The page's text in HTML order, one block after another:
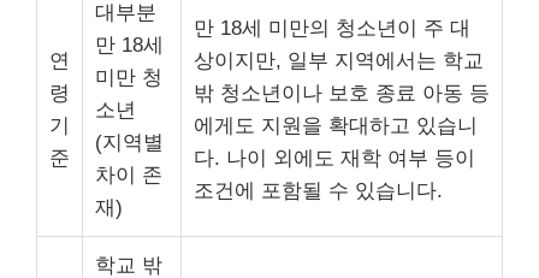
연
령
기
준
대부분
만 18세
미만 청
소년
(지역별
차이 존
재)
만 18세 미만의 청소년이 주 대
상이지만, 일부 지역에서는 학교
밖 청소년이나 보호 종료 아동 등
에게도 지원을 확대하고 있습니
다. 나이 외에도 재학 여부 등이
조건에 포함될 수 있습니다.
학교 밖